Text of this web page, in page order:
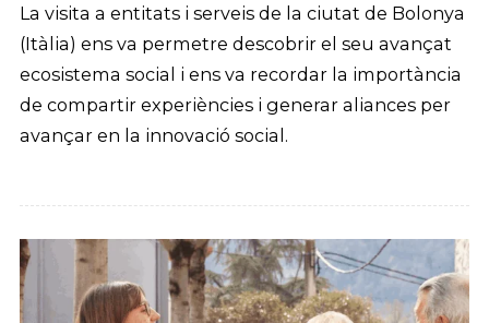
La visita a entitats i serveis de la ciutat de Bolonya
(Itàlia) ens va permetre descobrir el seu avançat
ecosistema social i ens va recordar la importància
de compartir experiències i generar aliances per
avançar en la innovació social.